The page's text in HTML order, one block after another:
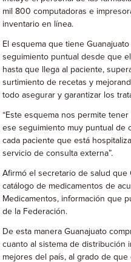
mil 800 computadoras e
inventario en línea.
El esquema que tiene
seguimiento puntual desde que
hasta que llega al paciente,
surtimiento de recetas y
todo asegurar y garantizar los
“Este esquema nos permite
ese seguimiento muy puntual de
cada paciente que está
servicio de consulta externa”.
Afirmó el secretario de salud que
catálogo de medicamentos de
Medicamentos, información que
de la Federación.
De esta manera Guanajuato
cuanto al sistema de distribución
mejores del país, al grado de